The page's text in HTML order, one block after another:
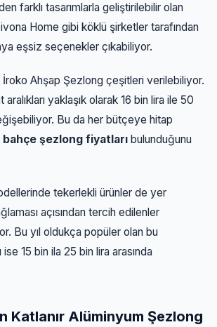
farklı tasarımlarla geliştirilebilir olan
Home gibi köklü şirketler tarafından
eşsiz seçenekler çıkabiliyor.
İroko Ahşap Şezlong çeşitleri verilebiliyor.
yaklaşık olarak 16 bin lira ile 50
Bu da her bütçeye hitap
şezlong fiyatları bulunduğunu
tekerlekli ürünler de yer
açısından tercih edilenler
Bu yıl oldukça popüler olan bu
15 bin ila 25 bin lira arasında
Katlanır Alüminyum Şezlong